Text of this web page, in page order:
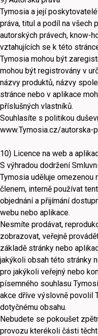
Tymosia a její
práva, titul a podíl na všech
autorských právech, know-
vztahujících se k této
Tymosia mohou být
mohou být registrovány v
názvy produktů, názvy
stránce nebo v aplikace
příslušných vlastníků.
Souhlasíte s politikou
www.Tymosia.cz/autorska-
10) Licence na web a
S výhradou dodržení
Tymosia uděluje omezenou
členem, interně používat
objednání a přijímání
webu nebo aplikace.
Nesmíte prodávat,
zobrazovat, veřejně
základě stránky nebo
jakýkoli obsah této stránky
pro jakýkoli veřejný nebo
písemného souhlasu
akce dříve výslovně povolil
dotyčnému obsahu.
Nebudete se pokoušet
provozu kterékoli části